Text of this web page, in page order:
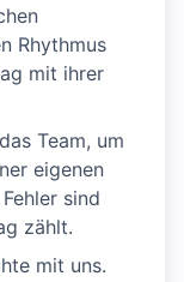
Rhythmus
mit ihrer
Team, um
eigenen
sind
zählt.
mit uns.